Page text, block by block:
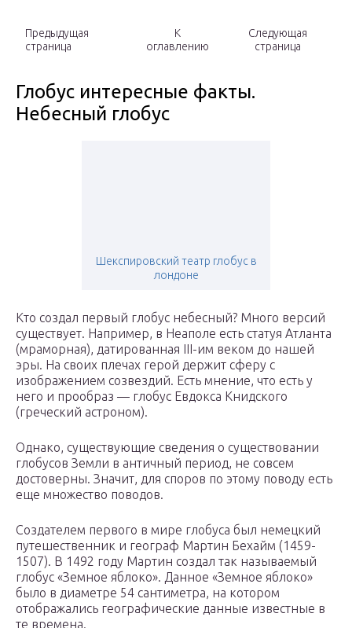
Предыдущая
страница
К
оглавлению
Следующая
страница
Глобус интересные факты.
Небесный глобус
Шекспировский театр глобус в
лондоне
Кто создал первый глобус небесный? Много версий
существует. Например, в Неаполе есть статуя Атланта
(мраморная), датированная III-им веком до нашей
эры. На своих плечах герой держит сферу с
изображением созвездий. Есть мнение, что есть у
него и прообраз — глобус Евдокса Книдского
(греческий астроном).
Однако, существующие сведения о существовании
глобусов Земли в античный период, не совсем
достоверны. Значит, для споров по этому поводу есть
еще множество поводов.
Создателем первого в мире глобуса был немецкий
путешественник и географ Мартин Бехайм (1459-
1507). В 1492 году Мартин создал так называемый
глобус «Земное яблоко». Данное «Земное яблоко»
было в диаметре 54 сантиметра, на котором
отображались географические данные известные в
те времена.